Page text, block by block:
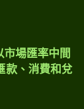
場匯率中間
款、消費和兌